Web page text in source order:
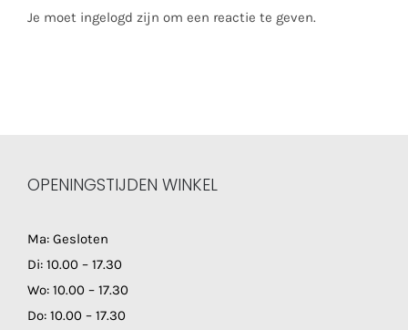
Je moet ingelogd zijn om een reactie te geven.
OPENINGSTIJDEN WINKEL
Ma: Gesloten
Di: 10.00 – 17.30
Wo: 10.00 – 17.30
Do: 10.00 – 17.30